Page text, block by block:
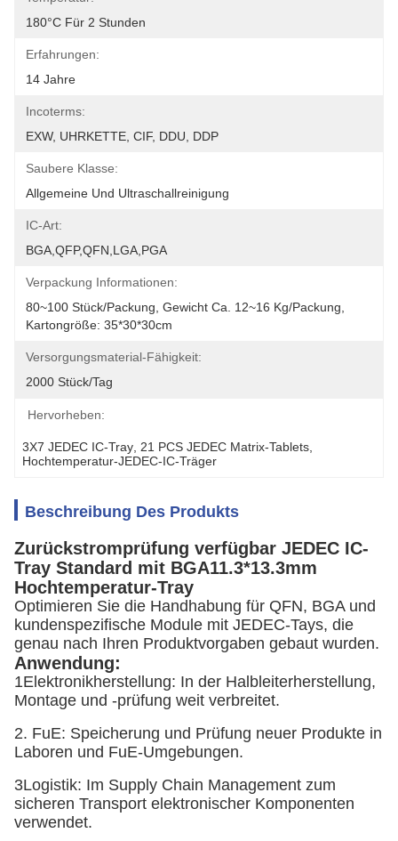
180°C Für 2 Stunden
Erfahrungen:
14 Jahre
Incoterms:
EXW, UHRKETTE, CIF, DDU, DDP
Saubere Klasse:
Allgemeine Und Ultraschallreinigung
IC-Art:
BGA,QFP,QFN,LGA,PGA
Verpackung Informationen:
80~100 Stück/Packung, Gewicht Ca. 12~16 Kg/Packung,
Kartongröße: 35*30*30cm
Versorgungsmaterial-Fähigkeit:
2000 Stück/Tag
Hervorheben:
3X7 JEDEC IC-Tray 21 PCS JEDEC Matrix-Tablets
Hochtemperatur-JEDEC-IC-Träger
Beschreibung Des Produkts
Zurückstromprüfung verfügbar JEDEC IC-
Tray Standard mit BGA11.3*13.3mm
Hochtemperatur-Tray
Optimieren Sie die Handhabung für QFN, BGA und
kundenspezifische Module mit JEDEC-Tays, die
genau nach Ihren Produktvorgaben gebaut wurden.
Anwendung:
1Elektronikherstellung: In der Halbleiterherstellung,
Montage und -prüfung weit verbreitet.
2. FuE: Speicherung und Prüfung neuer Produkte in
Laboren und FuE-Umgebungen.
3Logistik: Im Supply Chain Management zum
sicheren Transport elektronischer Komponenten
verwendet.